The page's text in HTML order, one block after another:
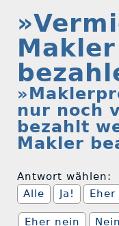
Makler
nur noch
bezahlt
Makler
Antwort wählen:
Alle
Ja! Eher
Eher nein